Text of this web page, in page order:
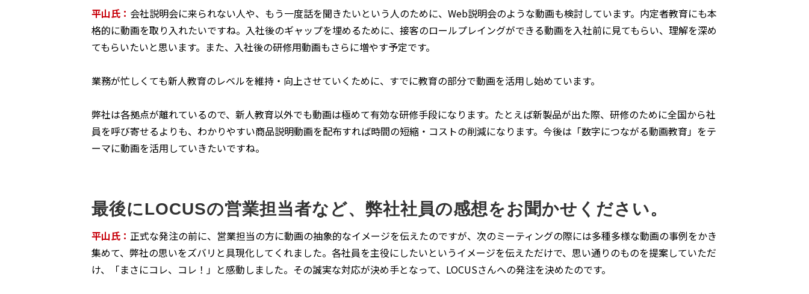
平山氏： 会社説明会に来られない人や、もう一度話を聞きたいという人のために、Web説明会のような動画も検討しています。内定者教育にも本
格的に動画を取り入れたいですね。入社後のギャップを埋めるために、接客のロールプレイングができる動画を入社前に見てもらい、理解を深め
てもらいたいと思います。また、入社後の研修用動画もさらに増やす予定です。
業務が忙しくても新人教育のレベルを維持・向上させていくために、すでに教育の部分で動画を活用し始めています。
弊社は各拠点が離れているので、新人教育以外でも動画は極めて有効な研修手段になります。たとえば新製品が出た際、研修のために全国から社
員を呼び寄せるよりも、わかりやすい商品説明動画を配布すれば時間の短縮・コストの削減になります。今後は「数字につながる動画教育」をテ
ーマに動画を活用していきたいですね。
最後にLOCUSの営業担当者など、弊社社員の感想をお聞かせください。
平山氏： 正式な発注の前に、営業担当の方に動画の抽象的なイメージを伝えたのですが、次のミーティングの際には多種多様な動画の事例をかき
集めて、弊社の思いをズバリと具現化してくれました。各社員を主役にしたいというイメージを伝えただけで、思い通りのものを提案していただ
け、「まさにコレ、コレ！」と感動しました。その誠実な対応が決め手となって、LOCUSさんへの発注を決めたのです。